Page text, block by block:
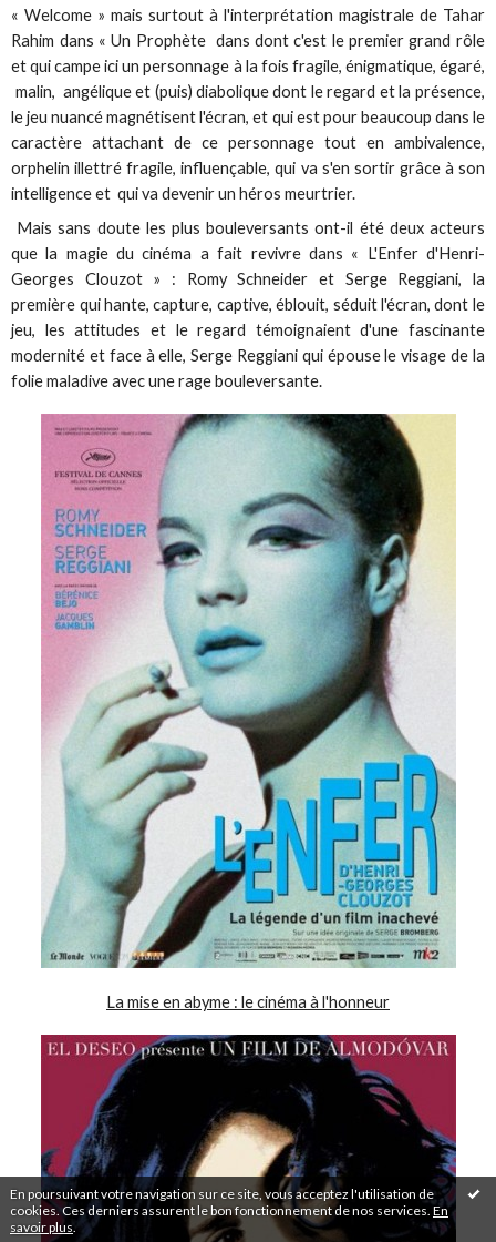
En poursuivant votre navigation sur ce site, vous acceptez l'utilisation de
cookies. Ces derniers assurent le bon fonctionnement de nos services. En
savoir plus
« Welcome » mais surtout à l'interprétation magistrale de Tahar
Rahim dans « Un Prophète dans dont c'est le premier grand rôle
et qui campe ici un personnage à la fois fragile, énigmatique, égaré,
malin, angélique et (puis) diabolique dont le regard et la présence,
le jeu nuancé magnétisent l'écran, et qui est pour beaucoup dans le
caractère attachant de ce personnage tout en ambivalence,
orphelin illettré fragile, influençable, qui va s'en sortir grâce à son
intelligence et qui va devenir un héros meurtrier.
Mais sans doute les plus bouleversants ont-il été deux acteurs
que la magie du cinéma a fait revivre dans « L'Enfer d'Henri-
Georges Clouzot » : Romy Schneider et Serge Reggiani, la
première qui hante, capture, captive, éblouit, séduit l'écran, dont le
jeu, les attitudes et le regard témoignaient d'une fascinante
modernité et face à elle, Serge Reggiani qui épouse le visage de la
folie maladive avec une rage bouleversante.
La mise en abyme : le cinéma à l'honneur